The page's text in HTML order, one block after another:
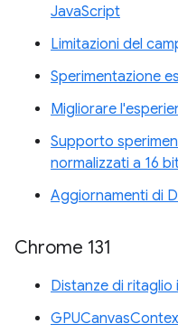
JavaScript
Limitazioni del
Sperimentazione
Migliorare
Supporto
normalizzati a 16
Aggiornamenti di
Chrome 131
Distanze di ritaglio